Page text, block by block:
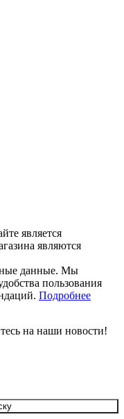
является
являются
данные. Мы
пользования
Подробнее
на наши новости!